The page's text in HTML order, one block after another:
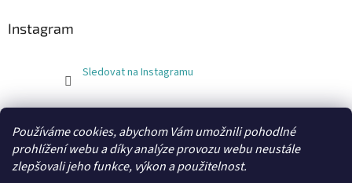
Používáme cookies, abychom Vám umožnili pohodlné
prohlížení webu a díky analýze provozu webu neustále
zlepšovali jeho funkce, výkon a použitelnost.
Instagram
Sledovat na Instagramu